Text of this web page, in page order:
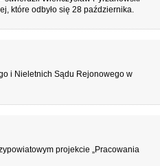
które odbyło się 28 października.
i Nieletnich Sądu Rejonowego w
projekcie „Pracowania